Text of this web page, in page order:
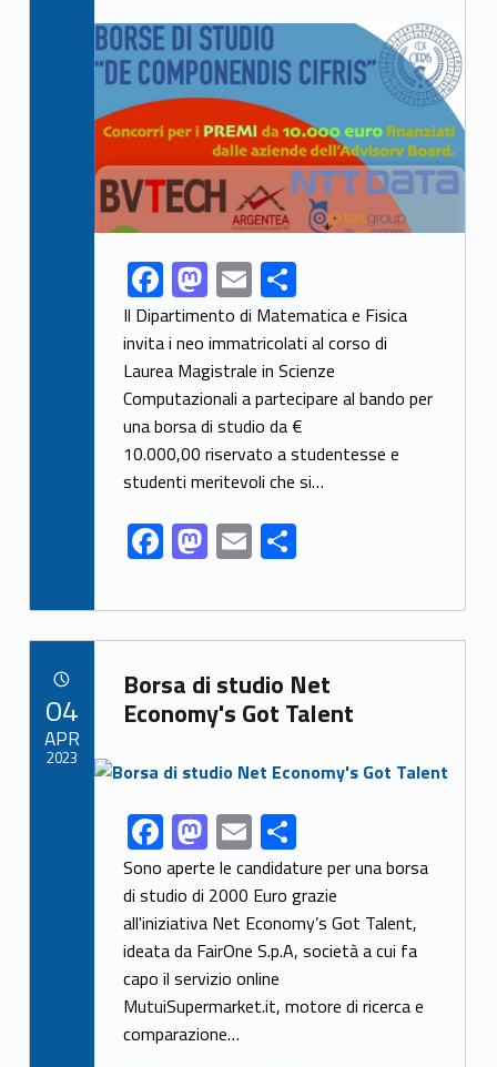
Link identifier archive #link-archive-thumb-soap-69638
Link identifier share facebook archive #share-link-archive-69650F
ac
e
b
o
o
k
M
as
to
d
o
n
E
m
ai
l
C
o
n
di
vi
di
Il Dipartimento di Matematica e Fisica
invita i neo immatricolati al corso di
Laurea Magistrale in Scienze
Computazionali a partecipare al bando per
una borsa di studio da €
10.000,00 riservato a studentesse e
studenti meritevoli che si…
F
ac
e
b
o
o
k
M
as
to
d
o
n
E
m
ai
l
C
n
di
vi
di
Link identifier archive #link-archive-88817
Borsa di studio Net
Economy's Got Talent
Link identifier archive #link-archive-thumb-soap-87454
Link identifier share facebook archive #share-link-archive-54749F
ac
e
b
o
o
k
M
as
to
d
o
n
E
m
ai
l
C
o
n
di
vi
di
Sono aperte le candidature per una borsa
di studio di 2000 Euro grazie
all'iniziativa Net Economy’s Got Talent,
ideata da FairOne S.p.A, società a cui fa
capo il servizio online
MutuiSupermarket.it, motore di ricerca e
comparazione…
04
APR
2023